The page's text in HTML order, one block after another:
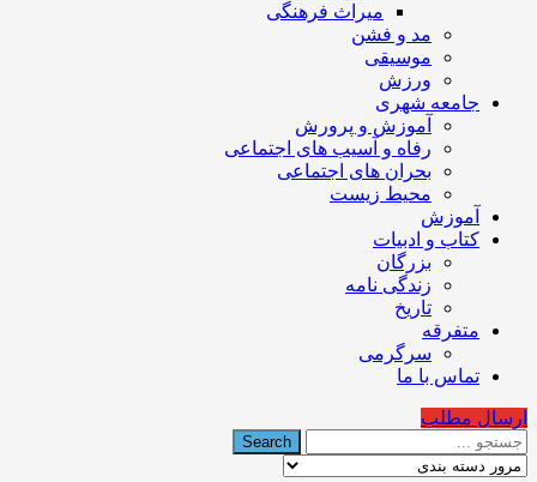
تهران
میراث فرهنگی
مد و فشن
موسیقی
ورزش
جامعه شهری
آموزش و پرورش
رفاه و آسیب های اجتماعی
بحران های اجتماعی
محیط زیست
آموزش
کتاب و ادبیات
بزرگان
زندگی نامه
تاریخ
متفرقه
سرگرمی
تماس با ما
ارسال مطلب